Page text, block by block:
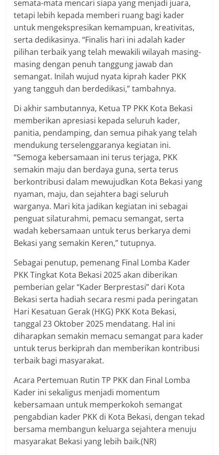
semata-mata mencari siapa yang menjadi juara,
tetapi lebih kepada memberi ruang bagi kader
untuk mengekspresikan kemampuan, kreativitas,
serta dedikasinya. “Finalis hari ini adalah kader
pilihan terbaik yang telah mewakili wilayah masing-
masing dengan penuh tanggung jawab dan
semangat. Inilah wujud nyata kiprah kader PKK
yang tangguh dan berdedikasi,” tambahnya.
Di akhir sambutannya, Ketua TP PKK Kota Bekasi
memberikan apresiasi kepada seluruh kader,
panitia, pendamping, dan semua pihak yang telah
mendukung terselenggaranya kegiatan ini.
“Semoga kebersamaan ini terus terjaga, PKK
semakin maju dan berdaya guna, serta terus
berkontribusi dalam mewujudkan Kota Bekasi yang
nyaman, maju, dan sejahtera bagi seluruh
warganya. Mari kita jadikan kegiatan ini sebagai
penguat silaturahmi, pemacu semangat, serta
wadah kebersamaan untuk terus berkarya demi
Bekasi yang semakin Keren,” tutupnya.
Sebagai penutup, pemenang Final Lomba Kader
PKK Tingkat Kota Bekasi 2025 akan diberikan
pemberian gelar “Kader Berprestasi” dari Kota
Bekasi serta hadiah secara resmi pada peringatan
Hari Kesatuan Gerak (HKG) PKK Kota Bekasi,
tanggal 23 Oktober 2025 mendatang. Hal ini
diharapkan semakin memacu semangat para kader
untuk terus berkiprah dan memberikan kontribusi
terbaik bagi masyarakat.
Acara Pertemuan Rutin TP PKK dan Final Lomba
Kader ini sekaligus menjadi momentum
kebersamaan untuk memperkokoh semangat
pengabdian kader PKK di Kota Bekasi, dengan tekad
bersama membangun keluarga sejahtera menuju
masyarakat Bekasi yang lebih baik.(NR)